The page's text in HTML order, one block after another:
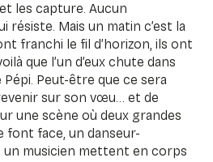
les capture. Aucun
résiste. Mais un matin c’est la
franchi le fil d’horizon, ils ont
que l’un d’eux chute dans
Pépi. Peut-être que ce sera
sur son vœu… et de
une scène où deux grandes
font face, un danseur-
musicien mettent en corps